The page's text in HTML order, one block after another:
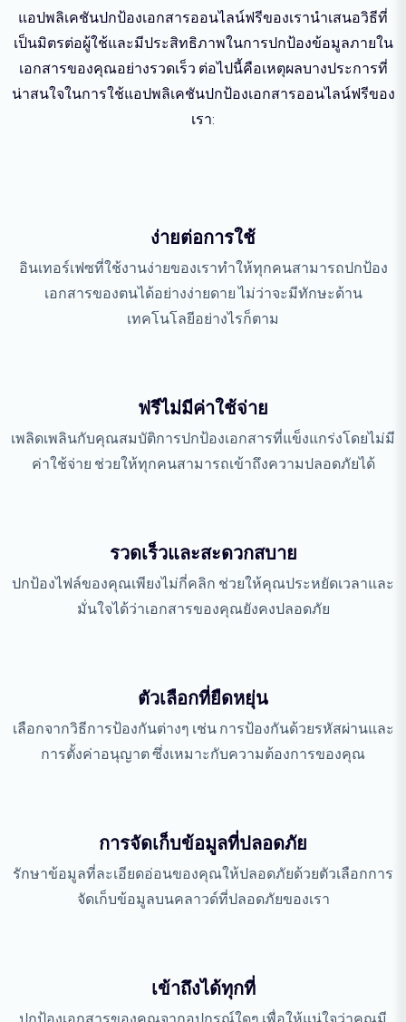
แอปพลิเคชันปกป้องเอกสารออนไลน์ฟรีของเรานำเสนอวิธีที่
เป็นมิตรต่อผู้ใช้และมีประสิทธิภาพในการปกป้องข้อมูลภายใน
เอกสารของคุณอย่างรวดเร็ว ต่อไปนี้คือเหตุผลบางประการที่
น่าสนใจในการใช้แอปพลิเคชันปกป้องเอกสารออนไลน์ฟรีของ
เรา:
ง่ายต่อการใช้
อินเทอร์เฟซที่ใช้งานง่ายของเราทำให้ทุกคนสามารถปกป้อง
เอกสารของตนได้อย่างง่ายดาย ไม่ว่าจะมีทักษะด้าน
เทคโนโลยีอย่างไรก็ตาม
ฟรีไม่มีค่าใช้จ่าย
เพลิดเพลินกับคุณสมบัติการปกป้องเอกสารที่แข็งแกร่งโดยไม่มี
ค่าใช้จ่าย ช่วยให้ทุกคนสามารถเข้าถึงความปลอดภัยได้
รวดเร็วและสะดวกสบาย
ปกป้องไฟล์ของคุณเพียงไม่กี่คลิก ช่วยให้คุณประหยัดเวลาและ
มั่นใจได้ว่าเอกสารของคุณยังคงปลอดภัย
ตัวเลือกที่ยืดหยุ่น
เลือกจากวิธีการป้องกันต่างๆ เช่น การป้องกันด้วยรหัสผ่านและ
การตั้งค่าอนุญาต ซึ่งเหมาะกับความต้องการของคุณ
การจัดเก็บข้อมูลที่ปลอดภัย
รักษาข้อมูลที่ละเอียดอ่อนของคุณให้ปลอดภัยด้วยตัวเลือกการ
จัดเก็บข้อมูลบนคลาวด์ที่ปลอดภัยของเรา
เข้าถึงได้ทุกที่